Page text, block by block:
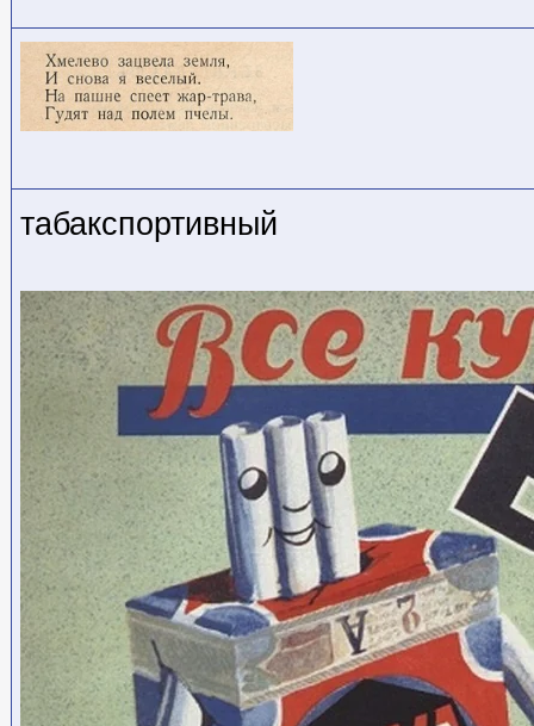
табакспортивный